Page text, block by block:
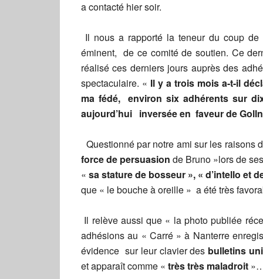
a contacté hier soir.
Il nous a rapporté la teneur du coup de
éminent, de ce comité de soutien. Ce
réalisé ces derniers jours auprès des
spectaculaire. « Il y a trois mois a-t-il
ma fédé, environ six adhérents sur
aujourd’hui inversée en faveur de
Questionné par notre ami sur les raisons
force de persuasion de Bruno »lors de
«sa stature de bosseur », « d’intello et
que « le bouche à oreille » a été très
Il relève aussi que « la photo publiée
adhésions au « Carré » à Nanterre
évidence sur leur clavier des bulletins
et apparaît comme « très très maladroit